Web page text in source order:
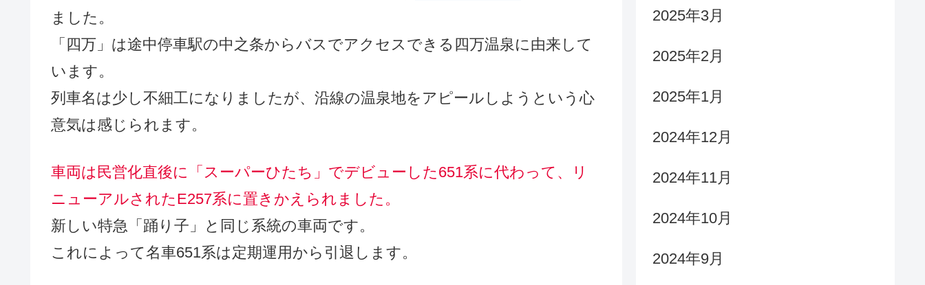
ました。
「四万」は途中停車駅の中之条からバスでアクセスできる四万温泉に由来して
います。
列車名は少し不細工になりましたが、沿線の温泉地をアピールしようという心
意気は感じられます。
車両は民営化直後に「スーパーひたち」でデビューした651系に代わって、リ
ニューアルされたE257系に置きかえられました。
新しい特急「踊り子」と同じ系統の車両です。
これによって名車651系は定期運用から引退します。
2025年3月
2025年2月
2025年1月
2024年12月
2024年11月
2024年10月
2024年9月